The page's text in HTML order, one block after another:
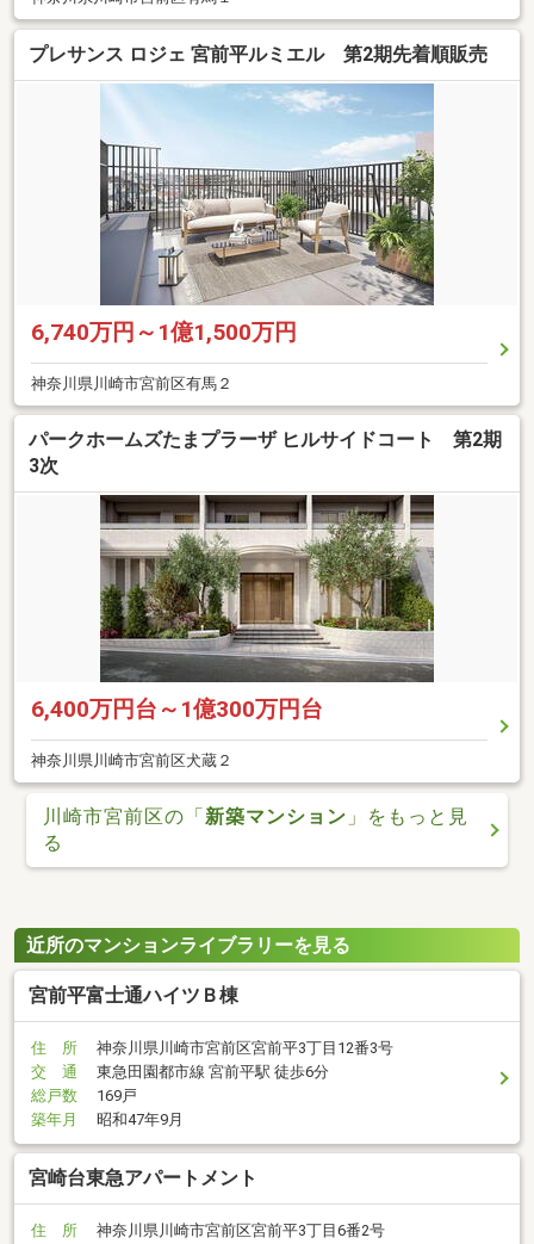
プレサンス ロジェ 宮前平ルミエル 第2期先着順販売
6,740万円～1億1,500万円
神奈川県川崎市宮前区有馬２
パークホームズたまプラーザ ヒルサイドコート 第2期
3次
6,400万円台～1億300万円台
神奈川県川崎市宮前区犬蔵２
川崎市宮前区の「新築マンション 」をもっと見
る
近所のマンションライブラリーを見る
宮前平富士通ハイツＢ棟
住 所
神奈川県川崎市宮前区宮前平3丁目12番3号
交 通
東急田園都市線 宮前平駅 徒歩6分
総戸数
169戸
築年月
昭和47年9月
宮崎台東急アパートメント
住 所
神奈川県川崎市宮前区宮前平3丁目6番2号